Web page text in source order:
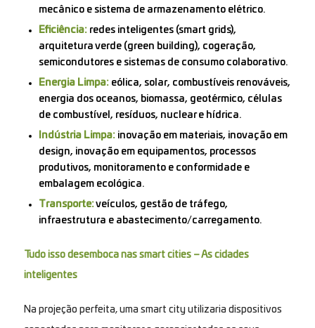
mecânico e sistema de armazenamento elétrico.
Eficiência: redes inteligentes (smart grids),
arquitetura verde (green building), cogeração,
semicondutores e sistemas de consumo colaborativo.
Energia Limpa: eólica, solar, combustíveis renováveis,
energia dos oceanos, biomassa, geotérmico, células
de combustível, resíduos, nuclear e hídrica.
Indústria Limpa: inovação em materiais, inovação em
design, inovação em equipamentos, processos
produtivos, monitoramento e conformidade e
embalagem ecológica.
Transporte:veículos, gestão de tráfego,
infraestrutura e abastecimento/carregamento.
Tudo isso desemboca nas smart cities – As cidades
inteligentes
Na projeção perfeita, uma smart city utilizaria dispositivos